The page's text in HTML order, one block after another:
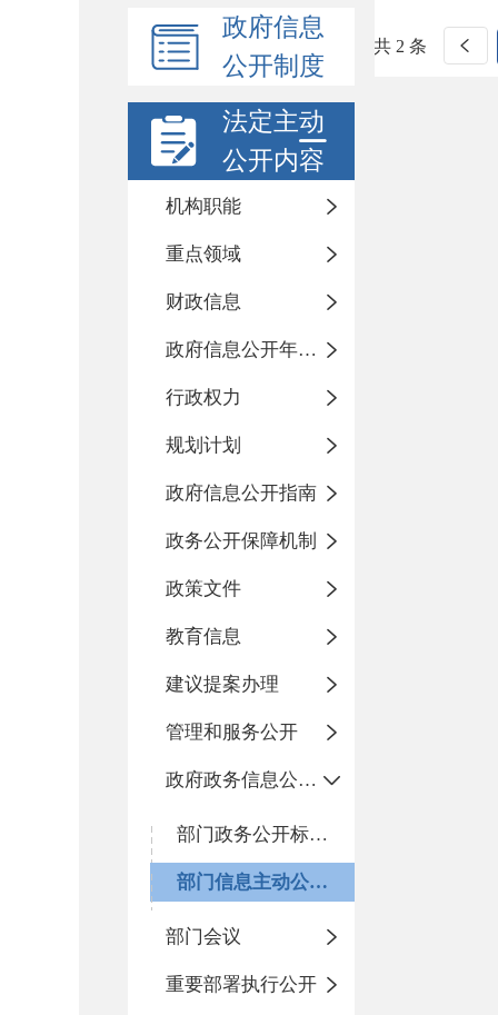
政府信息
公开制度
法定主动
公开内容
机构职能
重点领域
财政信息
政府信息公开年度报告
行政权力
规划计划
政府信息公开指南
政务公开保障机制
政策文件
教育信息
建议提案办理
管理和服务公开
政府政务信息公开目录
部门政务公开标准化目录
部门信息主动公开基本目录
部门会议
重要部署执行公开
共 2 条